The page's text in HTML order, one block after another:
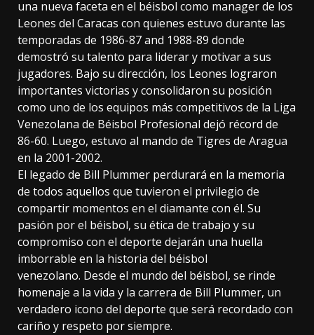
una nueva faceta en el béisbol como manager de los
Leones del Caracas con quienes estuvo durante las
temporadas de 1986-87 and 1988-89 donde
demostró su talento para liderar y motivar a sus
jugadores. Bajo su dirección, los Leones lograron
importantes victorias y consolidaron su posición
como uno de los equipos más competitivos de la Liga
Venezolana de Béisbol Profesional dejó récord de
86-60. Luego, estuvo al mando de Tigres de Aragua
en la 2001-2002.
El legado de Bill Plummer perdurará en la memoria
de todos aquellos que tuvieron el privilegio de
compartir momentos en el diamante con él. Su
pasión por el béisbol, su ética de trabajo y su
compromiso con el deporte dejarán una huella
imborrable en la historia del béisbol
venezolano. Desde el mundo del béisbol, se rinde
homenaje a la vida y la carrera de Bill Plummer, un
verdadero icono del deporte que será recordado con
cariño y respeto por siempre.